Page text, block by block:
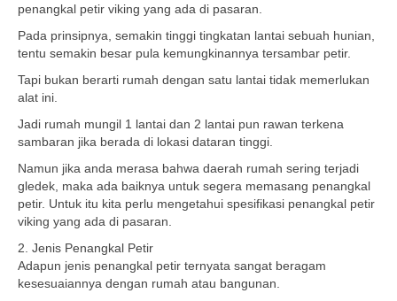
penangkal petir viking yang ada di pasaran.
Pada prinsipnya, semakin tinggi tingkatan lantai sebuah hunian,
tentu semakin besar pula kemungkinannya tersambar petir.
Tapi bukan berarti rumah dengan satu lantai tidak memerlukan
alat ini.
Jadi rumah mungil 1 lantai dan 2 lantai pun rawan terkena
sambaran jika berada di lokasi dataran tinggi.
Namun jika anda merasa bahwa daerah rumah sering terjadi
gledek, maka ada baiknya untuk segera memasang penangkal
petir. Untuk itu kita perlu mengetahui spesifikasi penangkal petir
viking yang ada di pasaran.
2. Jenis Penangkal Petir
Adapun jenis penangkal petir ternyata sangat beragam
kesesuaiannya dengan rumah atau bangunan.